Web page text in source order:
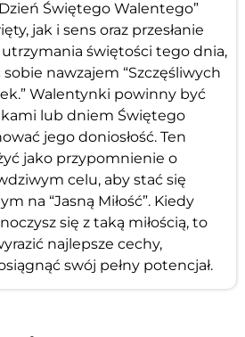
Świętego Walentego”
jak i sens oraz przesłanie
świętości tego dnia,
nawzajem “Szczęśliwych
Walentynki powinny być
lub dniem Świętego
jego doniosłość. Ten
jako przypomnienie o
celu, aby stać się
na “Jasną Miłość”. Kiedy
się z taką miłością, to
najlepsze cechy,
swój pełny potencjał.